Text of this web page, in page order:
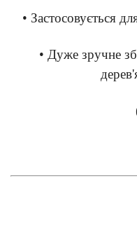
• Застосовується
• Дуже зручне